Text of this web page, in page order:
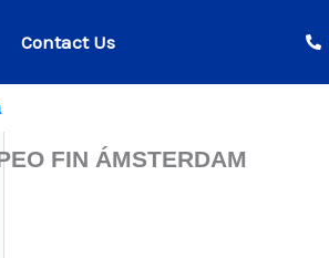
Contact Us
FIN ÁMSTERDAM